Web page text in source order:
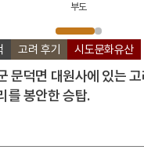
고려 후기 시도문화유산
문덕면 대원사에 있는
를 봉안한 승탑.
부도